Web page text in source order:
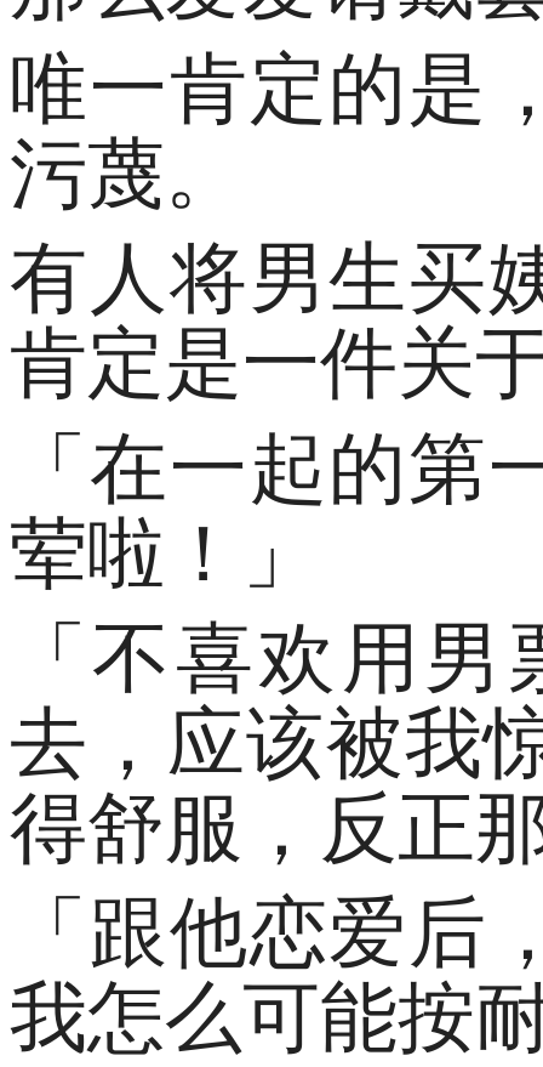
唯一肯定的是
污蔑。
有人将男生买
肯定是一件关
「在一起的
荤啦！」
「不喜欢用
去，应该被我
得舒服，反正
「跟他恋爱
我怎么可能按